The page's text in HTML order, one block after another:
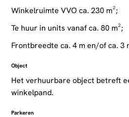
Winkelruimte VVO ca. 230 m²;
Te huur in units vanaf ca. 80 m²;
Frontbreedte ca. 4 m en/of ca. 3
Object
Het verhuurbare object betreft
winkelpand.
Parkeren